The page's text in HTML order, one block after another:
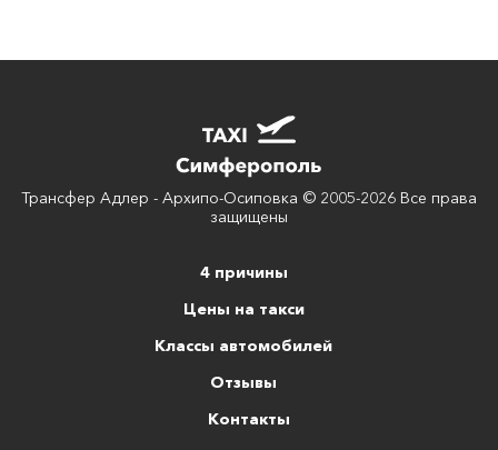
Трансфер Адлер - Архипо-Осиповка © 2005-2026 Все права
защищены
4 причины
Цены на такси
Классы автомобилей
Отзывы
Контакты